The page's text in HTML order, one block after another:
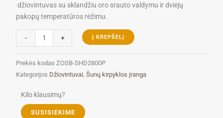
džiovintuvas su sklandžiu oro srauto valdymu ir dviejų
pakopų temperatūros rėžimu.
-
produkto
kiekis:
Shernbao
2800W,
džiovintuvas
+ Į KREPŠELĮ
Prekės kodasZOSB-SHD2800P
Kategorijos Džiovintuvai ,Šunų kirpyklos įranga
Kilo klausimų?
SUSISIEKIME